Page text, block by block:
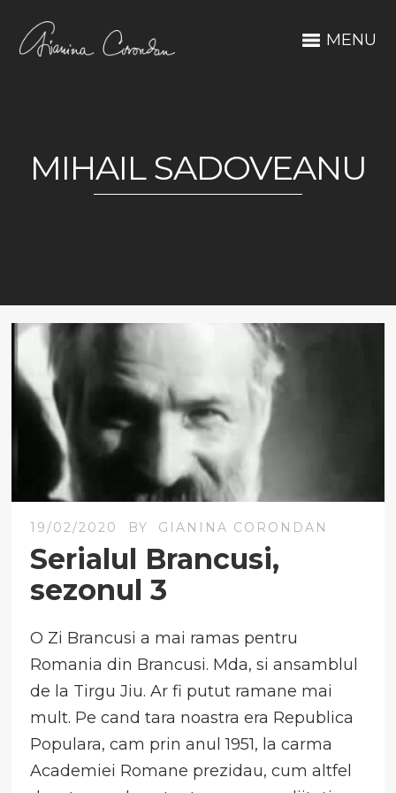
MENU
MIHAIL SADOVEANU
19/02/2020 BY GIANINA CORONDAN
Serialul Brancusi,
sezonul 3
O Zi Brancusi a mai ramas pentru
Romania din Brancusi. Mda, si ansamblul
de la Tirgu Jiu. Ar fi putut ramane mai
mult. Pe cand tara noastra era Republica
Populara, cam prin anul 1951, la carma
Academiei Romane prezidau, cum altfel